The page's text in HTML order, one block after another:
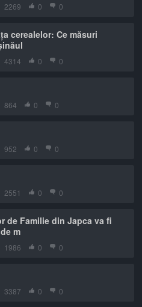
2269 0 0
cerealelor: Ce măsuri
4314 0 0
864 0 0
952 0 0
2551 0 0
de Familie din Japca va fi
m
1986 0 0
3387 0 0